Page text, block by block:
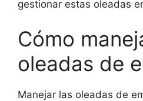
gestionar estas oleadas
Cómo
oleadas de
Manejar las oleadas de